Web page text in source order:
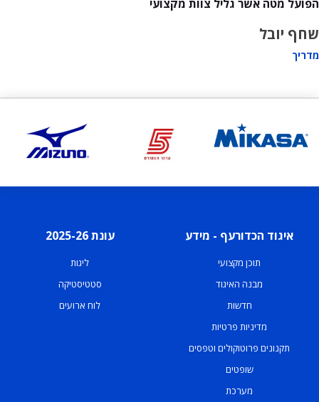
הפועל מטה אשר גליל צוות מקצועי
שחף יובל
מדריך
איגוד הכדורעף - מידע
תוכן מקצועי
מבנה האיגוד
חדשות
מדיניות פרטיות
תקנונים פרוטוקולים וטפסים
שופטים
מערכת
עונת 2025-26
ליגות
סטטיסטיקה
לוח ארועים